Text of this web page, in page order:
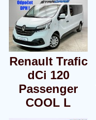
Renault Trafic
dCi 120
Passenger
COOL L